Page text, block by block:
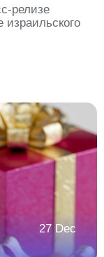
релизе
27 Dec